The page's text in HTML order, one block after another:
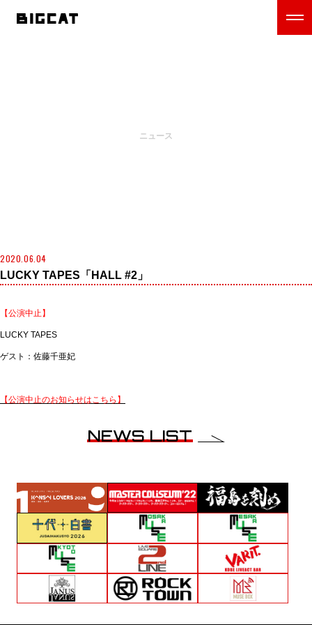
ニュース
2020.06.04
LUCKY TAPES「HALL #2」
【公演中止】
LUCKY TAPES
ゲスト：佐藤千亜妃
【公演中止のお知らせはこちら】
NEWS LIST